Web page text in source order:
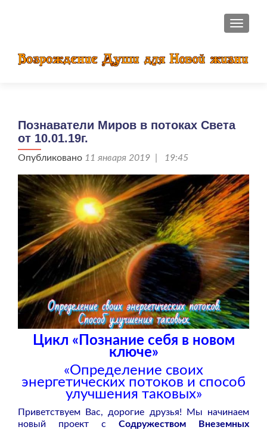
Познаватели Миров в потоках Света
от 10.01.19г.
Опубликовано 11 января 2019 | 19:45
Цикл «Познание себя в новом
ключе»
«Определение своих
энергетических потоков и способ
улучшения таковых»
Приветствуем Вас, дорогие друзья! Мы начинаем
новый проект с Содружеством Внеземных